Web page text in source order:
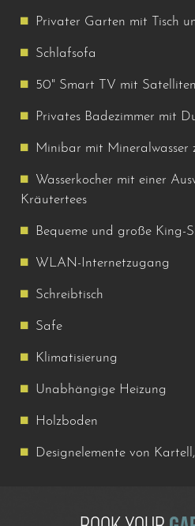
Privater Garten mit Tisch
Schlafsofa
50" Smart TV mit
Privates Badezimmer mit
Minibar mit Mineralwasser
Wasserkocher mit einer
Kräutertees
Bequeme und große King-
WLAN-Internetzugang
Schreibtisch
Safe
Klimatisierung
Unabhängige Heizung
Holzboden
Designelemente von